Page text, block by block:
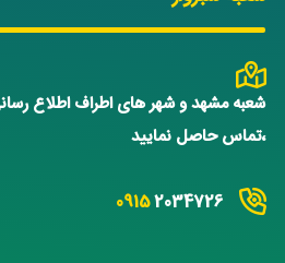
شعبه مشهد و شهر های اطراف اطلاع
،تماس حاصل نمایید
09152034726